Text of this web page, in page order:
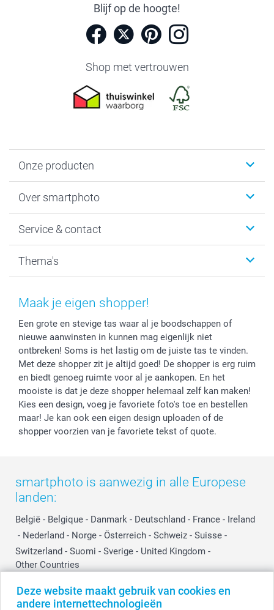
Deze website maakt gebruik van cookies en
andere internettechnologieën
Blijf op de hoogte!
Shop met vertrouwen
Onze producten
Fotoboeken
Fotocadeaus
Kaarten
Over smartphoto
Vacatures
Bestelproces
Herroepingsrecht
Cookiebeleid
Reviews
Prijslijst
Investor Relations
Service & contact
Tevredenheidsgarantie
Mijn orderstatus
smartbonus
smartfriends
service@smartphoto.nl
Affiliate partnerprogramma
Partnerships
Influencer partnerprogramma
Thema's
Baby
Moederdag
Vaderdag
Huwelijk
Maak je eigen shopper!
Een grote en stevige tas waar al je boodschappen of
nieuwe aanwinsten in kunnen mag eigenlijk niet
ontbreken! Soms is het lastig om de juiste tas te vinden.
Met deze shopper zit je altijd goed! De shopper is erg ruim
en biedt genoeg ruimte voor al je aankopen. En het
mooiste is dat je deze shopper helemaal zelf kan maken!
Kies een design, voeg je favoriete foto's toe en bestellen
maar! Je kan ook een eigen design uploaden of de
shopper voorzien van je favoriete tekst of quote.
smartphoto is aanwezig in alle Europese
landen:
België - Belgique - Danmark - Deutschland - France - Ireland
- Nederland - Norge - Österreich - Schweiz - Suisse -
Switzerland - Suomi - Sverige - United Kingdom -
Other Countries
Alle prijzen zijn in EURO (€) inclusief BTW en exclusief verzendkosten.